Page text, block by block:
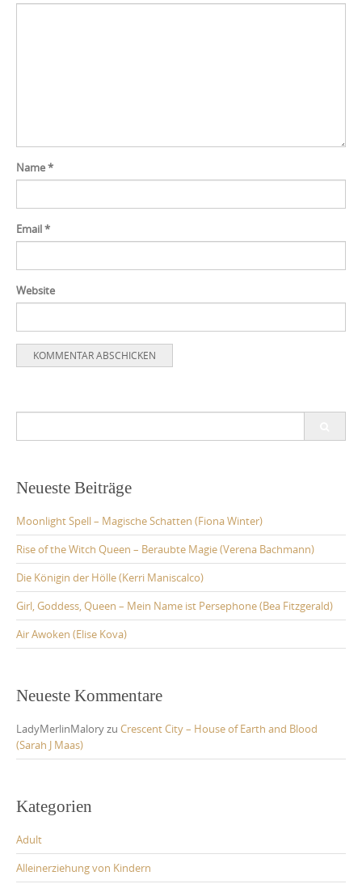
Name*
Email*
Website
Neueste Beiträge
Moonlight Spell – Magische Schatten (Fiona Winter)
Rise of the Witch Queen – Beraubte Magie (Verena Bachmann)
Die Königin der Hölle (Kerri Maniscalco)
Girl, Goddess, Queen – Mein Name ist Persephone (Bea Fitzgerald)
Air Awoken (Elise Kova)
Neueste Kommentare
LadyMerlinMaloryzu Crescent City – House of Earth and Blood
(Sarah J Maas)
Kategorien
Adult
Alleinerziehung von Kindern